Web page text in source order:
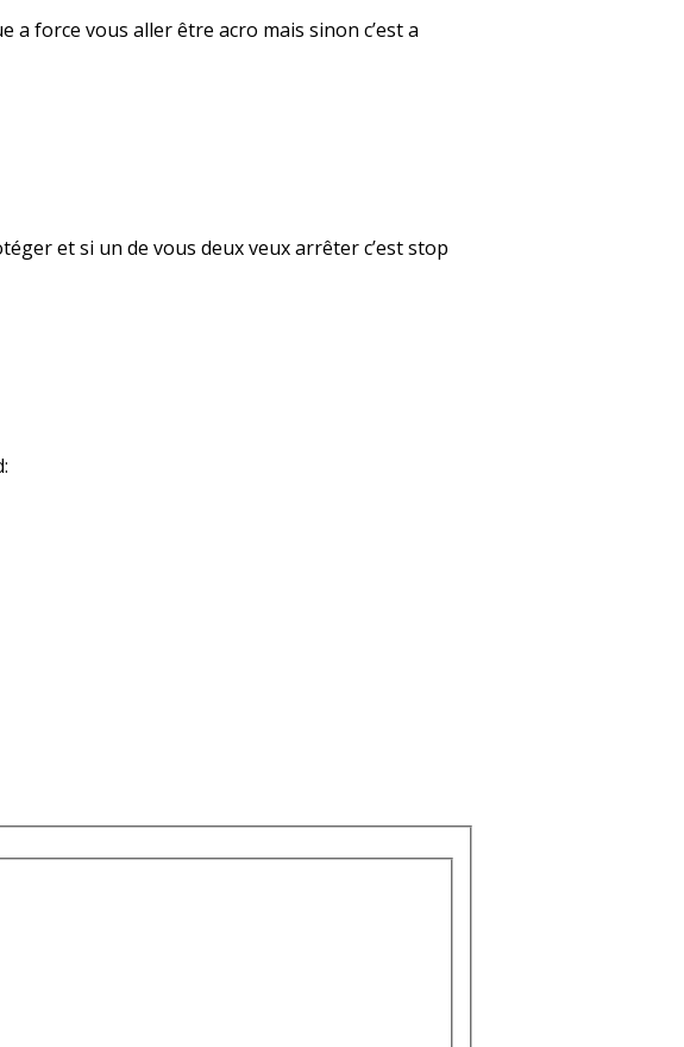
force vous aller être acro mais sinon c’est a
et si un de vous deux veux arrêter c’est stop